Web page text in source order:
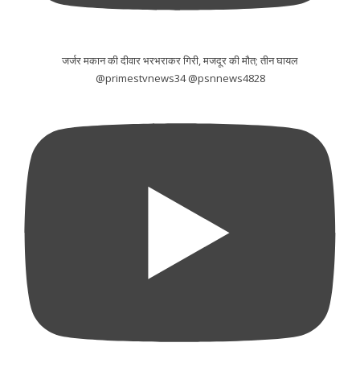
जर्जर मकान की दीवार भरभराकर गिरी, मजदूर की मौत; तीन घायल
@primestvnews34 @psnnews4828